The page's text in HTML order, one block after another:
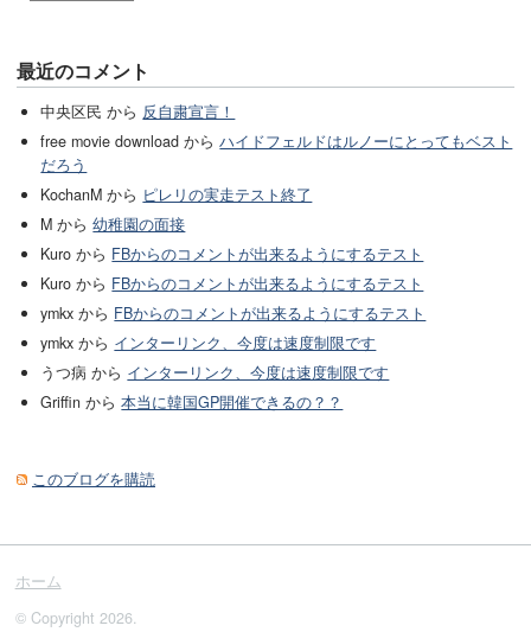
最近のコメント
中央区民 から 反自粛宣言！
free movie download からハイドフェルドはルノーにとってもベスト
だろう
KochanM から ピレリの実走テスト終了
M から幼稚園の面接
Kuro から FBからのコメントが出来るようにするテスト
Kuro から FBからのコメントが出来るようにするテスト
ymkx から FBからのコメントが出来るようにするテスト
ymkx から インターリンク、今度は速度制限です
うつ病 から インターリンク、今度は速度制限です
Griffin から本当に韓国GP開催できるの？？
このブログを購読
ホーム
© Copyright 2026.